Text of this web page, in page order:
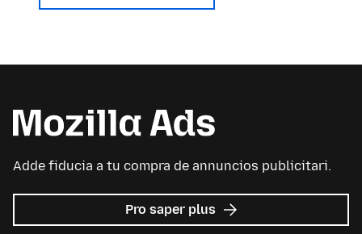
Adde fiducia a tu compra de annuncios publicitari.
Pro saper plus re
Avisos